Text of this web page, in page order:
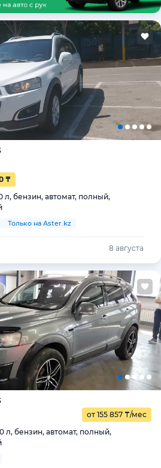
₸
л, бензин, автомат, полный,
Только на Aster.kz
8 августа
от 155 857 ₸/мес
л, бензин, автомат, полный,